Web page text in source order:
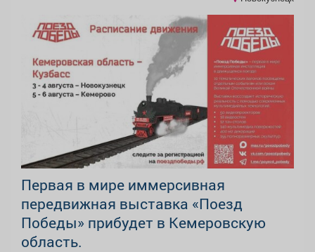
Первая в мире иммерсивная
передвижная выставка «Поезд
Победы» прибудет в Кемеровскую
область.